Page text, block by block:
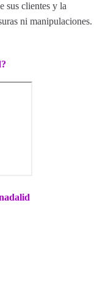
sus clientes y la
ni manipulaciones.